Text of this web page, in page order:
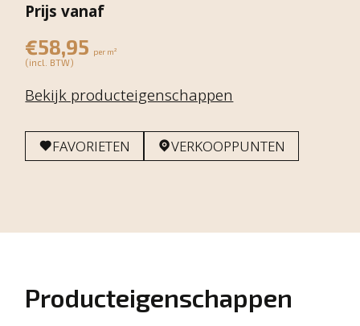
Prijs vanaf
€58,95 per m²
(incl. BTW)
Bekijk producteigenschappen
FAVORIETEN VERKOOPPUNTEN
Producteigenschappen